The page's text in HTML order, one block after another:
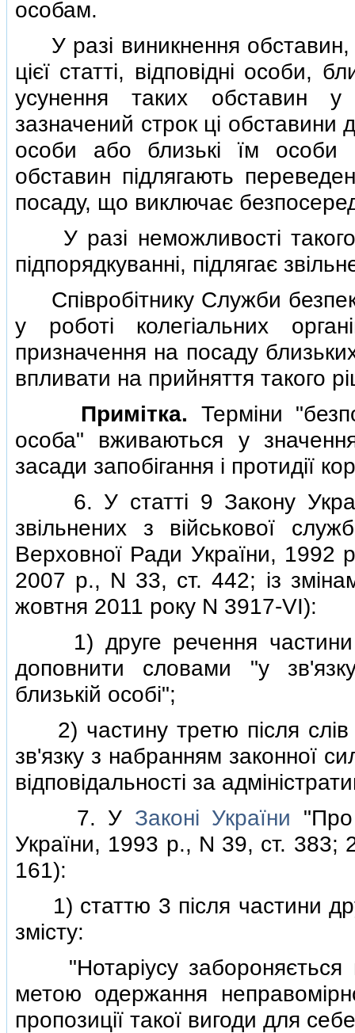
особам.
У разi виникнення обставин,
цiєї статтi, вiдповiднi особи,
усунення таких обставин
зазначений строк цi обставини
особи або близькi їм особи
обставин пiдлягають
посаду, що виключає
У разi неможливостi такого
пiдпорядкуваннi, пiдлягає
Спiвробiтнику Служби
у роботi колегiальних
призначення на посаду
впливати на прийняття такого
Примiтка. Термiни
особа" вживаються у
засади запобiгання i протидiї
6. У статтi 9 Закону
звiльнених з вiйськової
Верховної Ради України,
2007 р., N 33, ст. 442; iз
жовтня 2011 року N 3917-VI):
1) друге речення частини
доповнити словами "у
близькiй особi";
2) частину третю пiсля слiв
зв'язку з набранням законної
вiдповiдальностi за
7. У Законi України
України, 1993 р., N 39, ст.
161):
1) статтю 3 пiсля частини
змiсту:
"Нотарiусу забороняється
метою одержання
пропозицiї такої вигоди для